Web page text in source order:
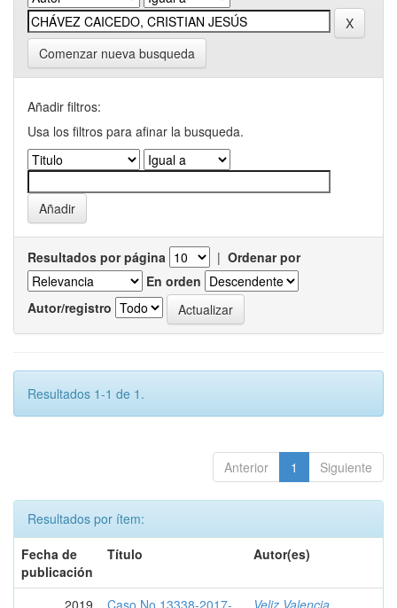
Comenzar nueva busqueda
Añadir filtros:
Usa los filtros para afinar la busqueda.
Resultados por página | Ordenar por
En orden
Autor/registro
Resultados 1-1 de 1.
Anterior 1 Siguiente
Resultados por ítem:
Fecha de
publicación
Título Autor(es)
2019
Caso No 13338-2017-
Veliz Valencia,